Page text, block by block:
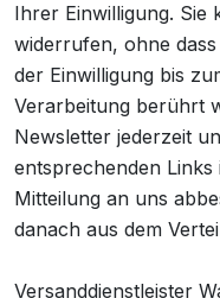
Ihrer Einwilligung. Sie
widerrufen, ohne
der Einwilligung bis
Verarbeitung berührt
Newsletter jederzeit
entsprechenden
Mitteilung an uns
danach aus dem
Versanddienstleister